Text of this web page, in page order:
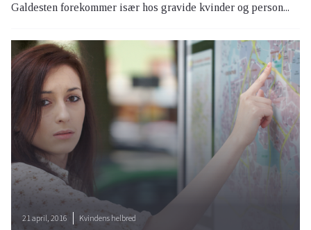
Galdesten forekommer især hos gravide kvinder og person...
21 april, 2016 Kvindens helbred